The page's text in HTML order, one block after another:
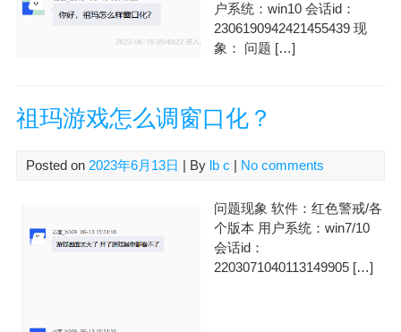
户系统：win10 会话id：
2306190942421455439 现
象： 问题 […]
祖玛游戏怎么调窗口化？
Posted on 2023年6月13日 | By lb c | No comments
问题现象 软件：红色警戒/各
个版本 用户系统：win7/10
会话id：
2203071040113149905 […]